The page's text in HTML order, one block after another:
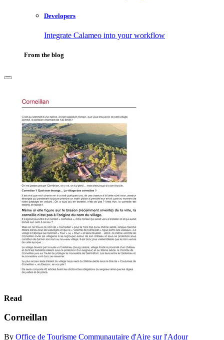
Developers
Integrate Calameo into your workflow
From the blog
Read
Corneillan
By Office de Tourisme Communautaire d'Aire sur l'Adour